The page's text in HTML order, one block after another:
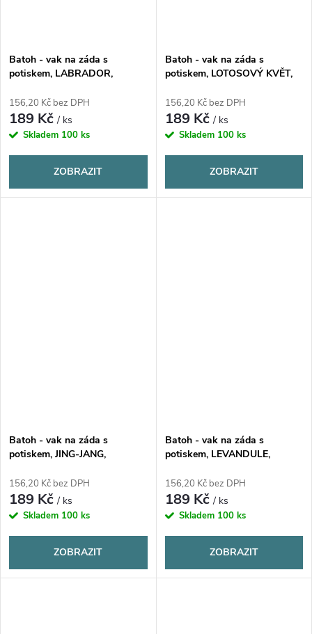
Batoh - vak na záda s
potiskem, LABRADOR,
156,20 Kč bez DPH
189 Kč/ ks
Skladem 100 ks
ZOBRAZIT
Batoh - vak na záda s
potiskem, LOTOSOVÝ KVĚT,
156,20 Kč bez DPH
189 Kč/ ks
Skladem 100 ks
ZOBRAZIT
Batoh - vak na záda s
potiskem, JING-JANG,
156,20 Kč bez DPH
189 Kč/ ks
Skladem 100 ks
ZOBRAZIT
Batoh - vak na záda s
potiskem, LEVANDULE,
156,20 Kč bez DPH
189 Kč/ ks
Skladem 100 ks
ZOBRAZIT